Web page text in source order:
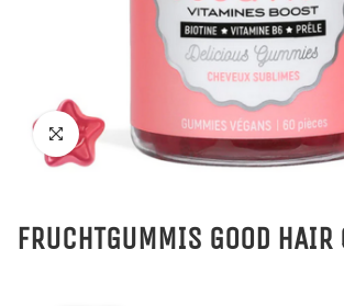
FRUCHTGUMMIS GOOD